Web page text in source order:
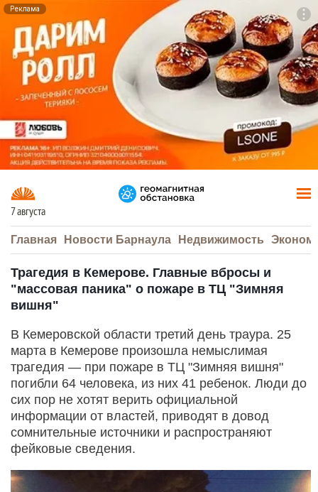
Реклама
7 августа
Главная Новости Барнаула Недвижимость
Трагедия в Кемерове. Главные вбросы и
"массовая паника" о пожаре в ТЦ "Зимняя
вишня"
В Кемеровской области третий день траура. 25
марта в Кемерове произошла немыслимая
трагедия — при пожаре в ТЦ "Зимняя вишня"
погибли 64 человека, из них 41 ребенок. Люди до
сих пор не хотят верить официальной
информации от властей, приводят в довод
сомнительные источники и распространяют
фейковые сведения.